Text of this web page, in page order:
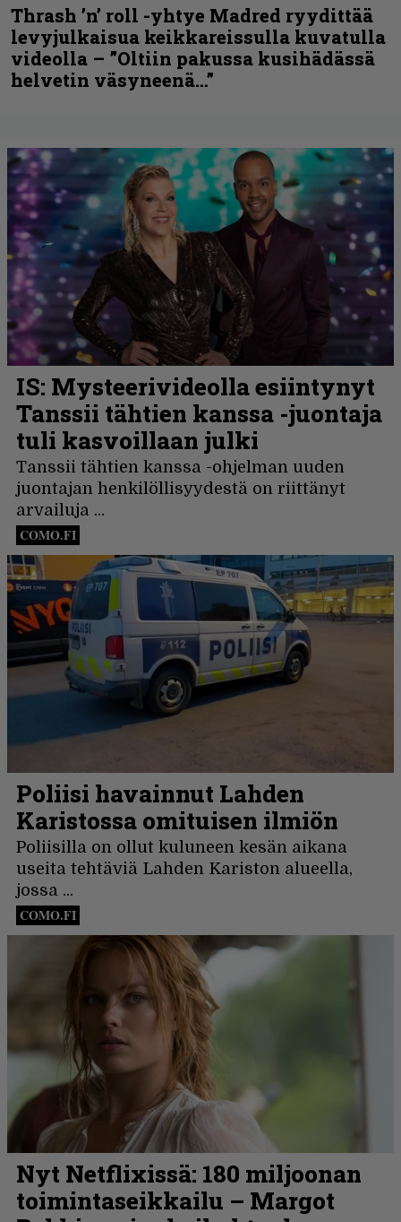
Thrash ’n’ roll -yhtye Madred ryydittää
levyjulkaisua keikkareissulla kuvatulla
videolla – ”Oltiin pakussa kusihädässä
helvetin väsyneenä…”